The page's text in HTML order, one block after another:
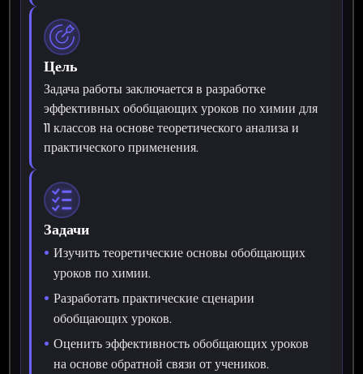
Цель
Задача работы заключается в разработке
эффективных обобщающих уроков по химии для
11 классов на основе теоретического анализа и
практического применения.
Задачи
Изучить теоретические основы обобщающих
уроков по химии.
Разработать практические сценарии
обобщающих уроков.
Оценить эффективность обобщающих уроков
на основе обратной связи от учеников.